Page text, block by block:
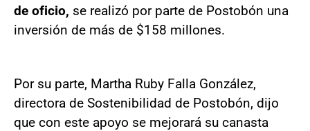
de oficio, se realizó por parte de Postobón una
inversión de más de $158 millones.
Por su parte, Martha Ruby Falla González,
directora de Sostenibilidad de Postobón, dijo
que con este apoyo se mejorará su canasta